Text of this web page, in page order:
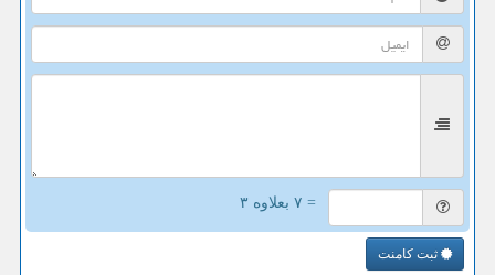
= ۷ بعلاوه ۳
ثبت کامنت